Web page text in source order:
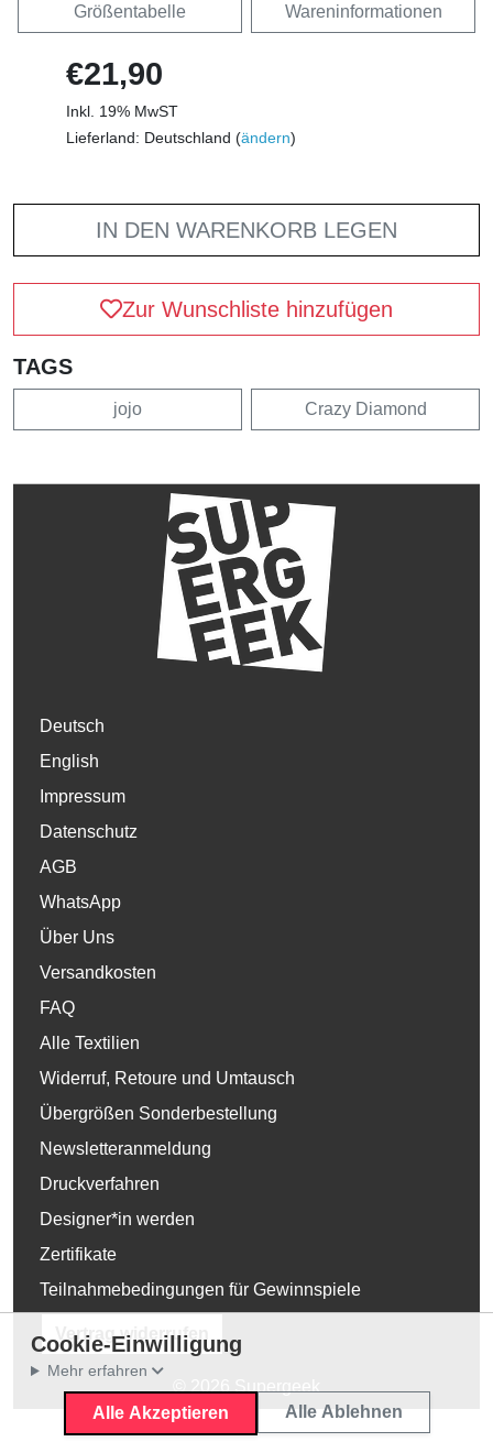
Größentabelle Wareninformationen
€21,90
Inkl. 19% MwST
Lieferland: Deutschland (ändern)
IN DEN WARENKORB LEGEN
Zur Wunschliste hinzufügen
TAGS
jojo Crazy Diamond
Deutsch
English
Impressum
Datenschutz
AGB
WhatsApp
Über Uns
Versandkosten
FAQ
Alle Textilien
Widerruf, Retoure und Umtausch
Übergrößen Sonderbestellung
Newsletteranmeldung
Druckverfahren
Designer*in werden
Zertifikate
Teilnahmebedingungen für Gewinnspiele
Vertrag widerrufen
Cookie-Einwilligung
Mehr erfahren
Alle Akzeptieren Alle Ablehnen